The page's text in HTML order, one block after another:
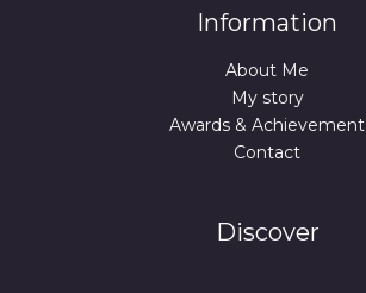
Information
About Me
My story
Awards & Achievement
Contact
Discover